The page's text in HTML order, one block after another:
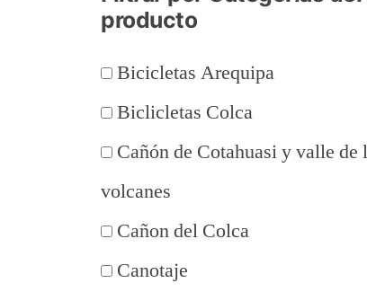
producto
Bicicletas Arequipa
Biclicletas Colca
Cañón de Cotahuasi y valle de
volcanes
Cañon del Colca
Canotaje